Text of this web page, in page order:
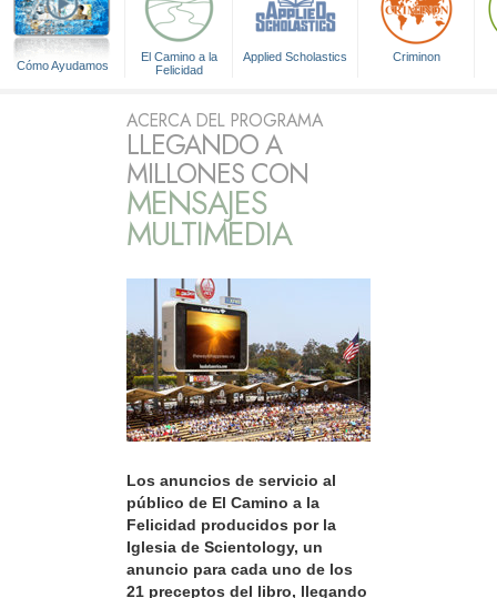
Cómo Ayudamos
El Camino a la
Felicidad
Applied Scholastics Criminon
ACERCA DEL PROGRAMA
LLEGANDO A
MILLONES CON
MENSAJES
MULTIMEDIA
Los anuncios de servicio al
público de El Camino a la
Felicidad producidos por la
Iglesia de Scientology, un
anuncio para cada uno de los
21 preceptos del libro, llegando